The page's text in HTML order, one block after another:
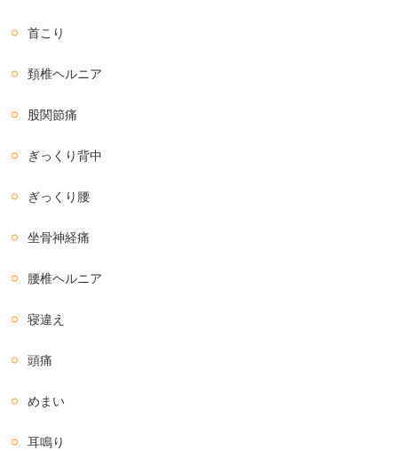
首こり
頚椎ヘルニア
股関節痛
ぎっくり背中
ぎっくり腰
坐骨神経痛
腰椎ヘルニア
寝違え
頭痛
めまい
耳鳴り